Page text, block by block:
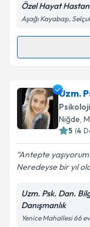
Özel Hayat
Aşağı Kayabaşı,
Randevu
Uzm. Dr.
talebi
için bir takvim
E-posta
Kişisel
Metni'ni
Uzm.
Niğde,
5 (4
Antepte
Neredeyse bir yıl
Uzm. Psk. Dan.
Danışmanlık
Yenice Mahallesi 66